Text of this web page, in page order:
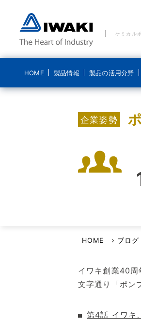
ケミカル
HOME 製品情報
ポンプ
シス
製品の活用分野
水処理分野
新エネルギー分野
水処理分野
化学分野
メールでのお問い
貸出機のご依頼
修理に関するお問
経営理念
コンプライアンス
ディスクロージャ
品質・環境方針
事業継続計画につ
ポン
導入事
こん
企業姿勢
HOME ブロ
イワキ創業40周
文字通り「ポン
第4話 イワキ